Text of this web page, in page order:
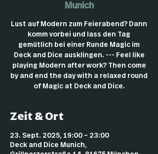
Munich
Lust auf Modern zum Feierabend? Dann
komm vorbei und lass den Tag
gemütlich bei einer Runde Magic im
Deck and Dice ausklingen. --- Feel like
playing Modern after work? Then come
by and end the day with a relaxed round
of Magic at Deck and Dice.
Zeit & Ort
23. Sept. 2025, 19:00 – 23:00
Deck and Dice Munich,